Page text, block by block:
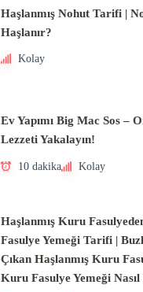
Haşlanmış Nohut Tarifi |
Haşlanır?
Kolay
Ev Yapımı Big Mac Sos –
Lezzeti Yakalayın!
10 dakika Kolay
Haşlanmış Kuru
Fasulye Yemeği Tarifi |
Çıkan Haşlanmış Kuru
Kuru Fasulye Yemeği